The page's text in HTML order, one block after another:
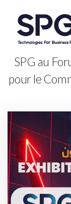
SPG au
pour le